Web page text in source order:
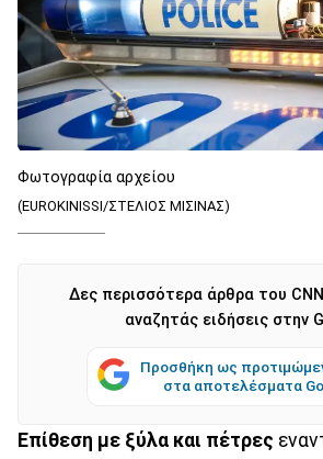
Φωτογραφία αρχείου
(EUROKINISSI/ΣΤΕΛΙΟΣ ΜΙΣΙΝΑΣ)
Δες περισσότερα άρθρα του
αναζητάς ειδήσεις στην
Προσθήκη ως
στα αποτελέσματα
Επίθεση με ξύλα και πέτρες